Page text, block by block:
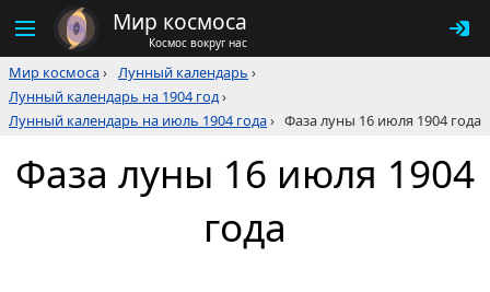
Мир космоса
Космос вокруг нас
Мир космоса› Лунный календарь ›
Лунный календарь на 1904 год›
Лунный календарь на июль 1904 года› Фаза луны 16 июля 1904 года
Фаза луны 16 июля 1904
года